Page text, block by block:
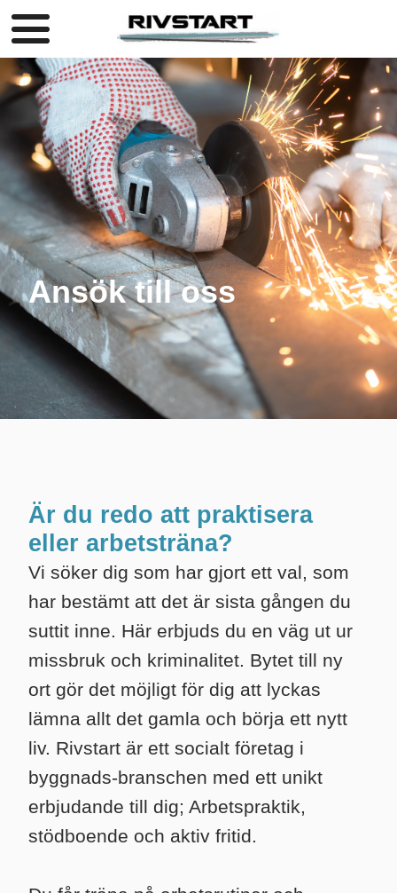
Ansök till oss
Är du redo att praktisera
eller arbetsträna?
Vi söker dig som har gjort ett val, som
har bestämt att det är sista gången du
suttit inne. Här erbjuds du en väg ut ur
missbruk och kriminalitet. Bytet till ny
ort gör det möjligt för dig att lyckas
lämna allt det gamla och börja ett nytt
liv. Rivstart är ett socialt företag i
byggnads-branschen med ett unikt
erbjudande till dig; Arbetspraktik,
stödboende och aktiv fritid.